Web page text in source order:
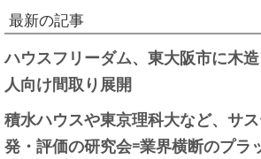
最新の記事
ハウスフリーダム、東大阪市に木
人向け間取り展開
積水ハウスや東京理科大など、サ
発・評価の研究会=業界横断のプラ